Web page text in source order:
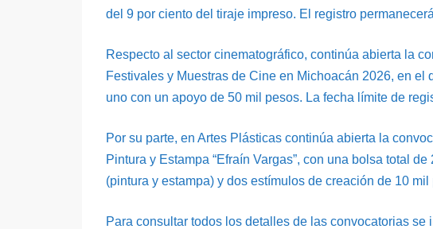
del 9 por ciento del tiraje impreso. El registro
Respecto al sector cinematográfico, continúa abierta la
Festivales y Muestras de Cine en Michoacán 2026, en
uno con un apoyo de 50 mil pesos. La fecha límite de
Por su parte, en Artes Plásticas continúa abierta la
Pintura y Estampa “Efraín Vargas”, con una bolsa total
(pintura y estampa) y dos estímulos de creación de 10
Para consultar todos los detalles de las convocatorias